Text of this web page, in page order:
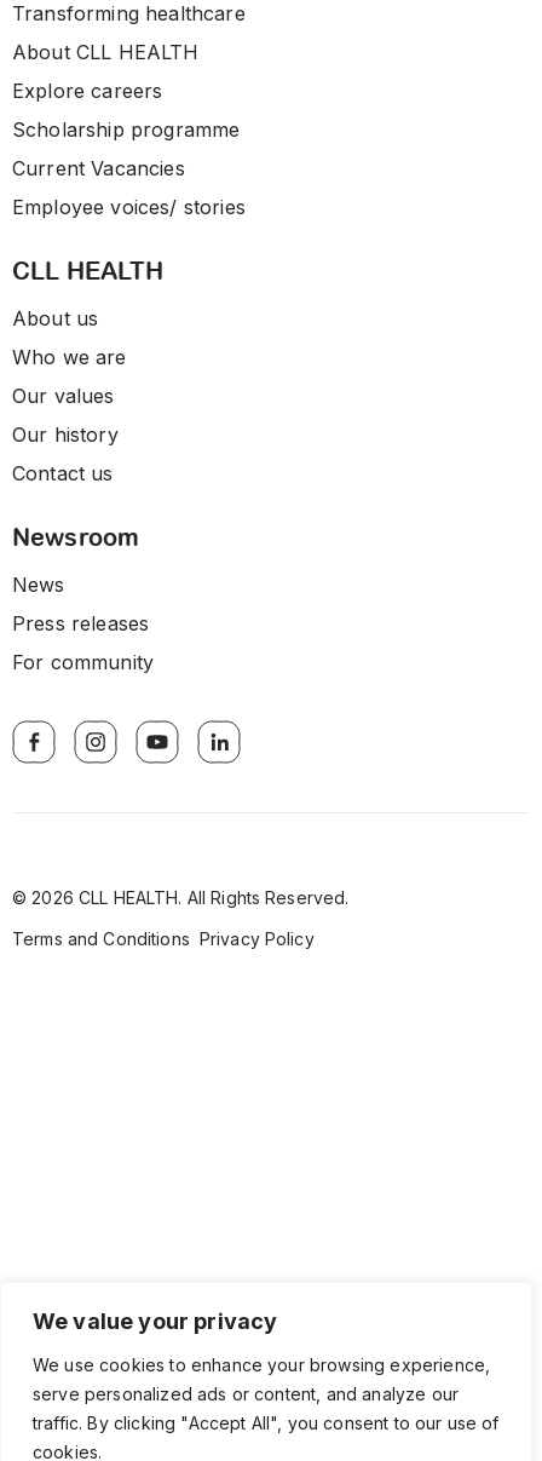
We value your privacy
We use cookies to enhance your browsing experience,
serve personalized ads or content, and analyze our
traffic. By clicking "Accept All", you consent to our use of
cookies.
Transforming healthcare
About CLL HEALTH
Explore careers
Scholarship programme
Current Vacancies
Employee voices/ stories
CLL HEALTH
About us
Who we are
Our values
Our history
Contact us
Newsroom
News
Press releases
For community
© 2026 CLL HEALTH. All Rights Reserved.
Terms and Conditions Privacy Policy